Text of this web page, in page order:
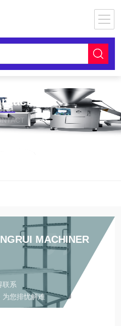
MACHINER
联系
为您排忧解难